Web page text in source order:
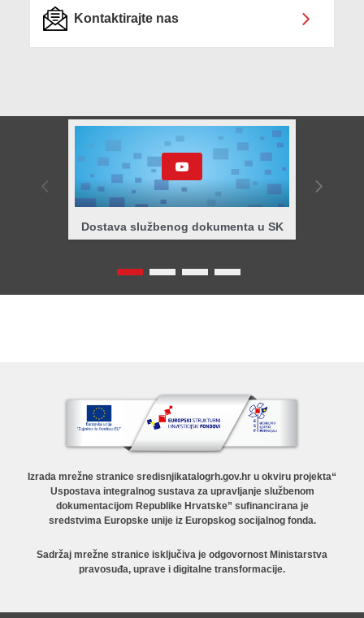
Kontaktirajte nas
Dostava službenog dokumenta u SK
Izrada mrežne stranice sredisnjikatalogrh.gov.hr u okviru projekta“
Uspostava integralnog sustava za upravljanje službenom
dokumentacijom Republike Hrvatske” sufinancirana je
sredstvima Europske unije iz Europskog socijalnog fonda.
Sadržaj mrežne stranice isključiva je odgovornost Ministarstva
pravosuđa, uprave i digitalne transformacije.